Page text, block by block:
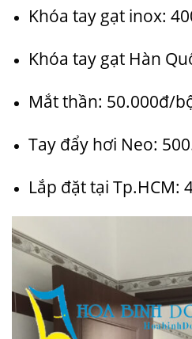
Khóa tay gạt inox:
Khóa tay gạt Hàn
Mắt thần: 50.000đ/
Tay đẩy hơi Neo:
Lắp đặt tại Tp.HCM: